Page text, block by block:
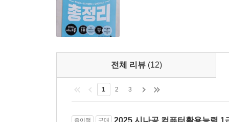
통해 차이점을 안내하고 있으므로 학습하시는 데
Q. 시나공 홈페이지에서 어떤 자료를 받아볼 수 있
꾸준히 업데이트되며, 실습 파일, 핵심요약집을
도서에 맞는 자료를 다운받아 학습하세요.
전체 리뷰 (12)
1 2 3
종이책 구매